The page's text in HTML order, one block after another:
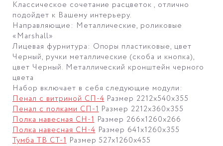
Классическое сочетание расцветок , отлично
подойдет к Вашему интерьеру.
Направляющие: Металлические, роликовые
«Marshall»
Лицевая фурнитура: Опоры пластиковые, цвет
Черный, ручки металлические (скоба и кнопка),
цвет Черный. Металлический кронштейн черного
цвета
Набор включает в себя следующие модули:
Пенал с витриной СП-4 Размер 2212х540х355
Пенал с полками СП-1Размер 2212х360х355
Полка навесная СН-1Размер 266х1260х266
Полка навесная СН-4Размер 641х1260х355
Тумба ТВ СТ-1Размер 527х1260х455